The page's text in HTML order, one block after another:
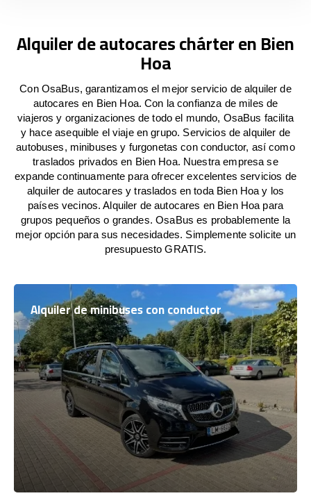
Alquiler de autocares chárter en Bien
Hoa
Con OsaBus, garantizamos el mejor servicio de alquiler de
autocares en Bien Hoa. Con la confianza de miles de
viajeros y organizaciones de todo el mundo, OsaBus facilita
y hace asequible el viaje en grupo. Servicios de alquiler de
autobuses, minibuses y furgonetas con conductor, así como
traslados privados en Bien Hoa. Nuestra empresa se
expande continuamente para ofrecer excelentes servicios de
alquiler de autocares y traslados en toda Bien Hoa y los
países vecinos. Alquiler de autocares en Bien Hoa para
grupos pequeños o grandes. OsaBus es probablemente la
mejor opción para sus necesidades. Simplemente solicite un
presupuesto GRATIS.
Alquiler de minibuses con conductor